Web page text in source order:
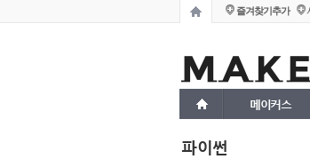
즐겨찾기추가
메이커스
파이썬